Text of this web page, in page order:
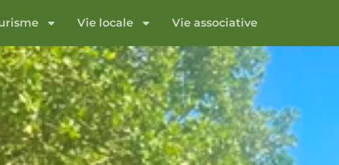
Vie locale Vie associative